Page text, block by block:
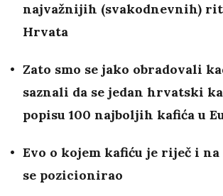
najvažnijih (svakodnevnih)
Hrvata
Zato smo se jako obradovali
saznali da se jedan hrvatski
popisu 100 najboljih kafića u
Evo o kojem kafiću je riječ i
se pozicionirao